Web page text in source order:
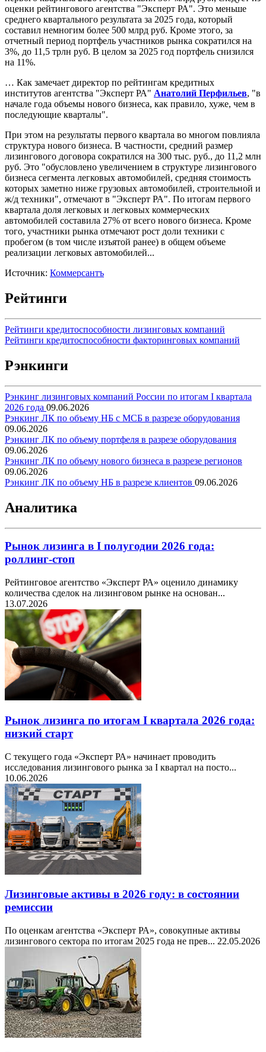
оценки рейтингового агентства "Эксперт РА". Это меньше
среднего квартального результата за 2025 года, который
составил немногим более 500 млрд руб. Кроме этого, за
отчетный период портфель участников рынка сократился на
3%, до 11,5 трлн руб. В целом за 2025 год портфель снизился
на 11%.
… Как замечает директор по рейтингам кредитных
институтов агентства "Эксперт РА" Анатолий Перфильев, "в
начале года объемы нового бизнеса, как правило, хуже, чем в
последующие кварталы".
При этом на результаты первого квартала во многом повлияла
структура нового бизнеса. В частности, средний размер
лизингового договора сократился на 300 тыс. руб., до 11,2 млн
руб. Это "обусловлено увеличением в структуре лизингового
бизнеса сегмента легковых автомобилей, средняя стоимость
которых заметно ниже грузовых автомобилей, строительной и
ж/д техники", отмечают в "Эксперт РА". По итогам первого
квартала доля легковых и легковых коммерческих
автомобилей составила 27% от всего нового бизнеса. Кроме
того, участники рынка отмечают рост доли техники с
пробегом (в том числе изъятой ранее) в общем объеме
реализации легковых автомобилей...
Источник: Коммерсантъ
Рейтинги
Рейтинги кредитоспособности лизинговых компаний
Рейтинги кредитоспособности факторинговых компаний
Рэнкинги
Рэнкинг лизинговых компаний России по итогам I квартала
2026 года 09.06.2026
Рэнкинг ЛК по объему НБ с МСБ в разрезе оборудования
09.06.2026
Рэнкинг ЛК по объему портфеля в разрезе оборудования
09.06.2026
Рэнкинг ЛК по объему нового бизнеса в разрезе регионов
09.06.2026
Рэнкинг ЛК по объему НБ в разрезе клиентов 09.06.2026
Аналитика
Рынок лизинга в I полугодии 2026 года:
роллинг-стоп
Рейтинговое агентство «Эксперт РА» оценило динамику
количества сделок на лизинговом рынке на основан...
13.07.2026
Рынок лизинга по итогам I квартала 2026 года:
низкий старт
С текущего года «Эксперт РА» начинает проводить
исследования лизингового рынка за I квартал на посто...
10.06.2026
Лизинговые активы в 2026 году: в состоянии
ремиссии
По оценкам агентства «Эксперт РА», совокупные активы
лизингового сектора по итогам 2025 года не прев... 22.05.2026